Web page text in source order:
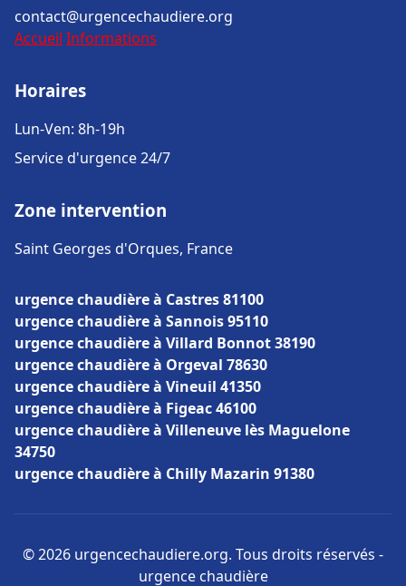
contact@urgencechaudiere.org
Accueil Informations
Horaires
Lun-Ven: 8h-19h
Service d'urgence 24/7
Zone intervention
Saint Georges d'Orques, France
urgence chaudière à Castres 81100
urgence chaudière à Sannois 95110
urgence chaudière à Villard Bonnot 38190
urgence chaudière à Orgeval 78630
urgence chaudière à Vineuil 41350
urgence chaudière à Figeac 46100
urgence chaudière à Villeneuve lès Maguelone
34750
urgence chaudière à Chilly Mazarin 91380
© 2026 urgencechaudiere.org. Tous droits réservés -
urgence chaudière